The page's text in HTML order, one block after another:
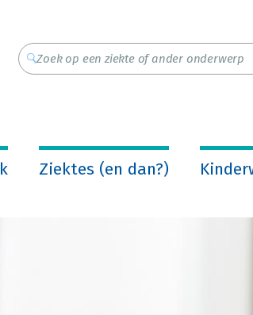
Ziektes (en dan?)